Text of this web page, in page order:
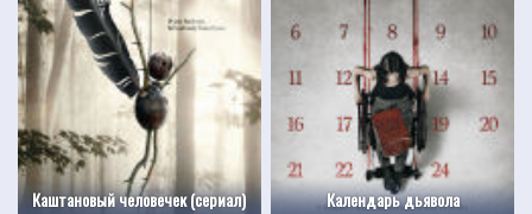
Каштановый человечек (сериал) Календарь дьявола